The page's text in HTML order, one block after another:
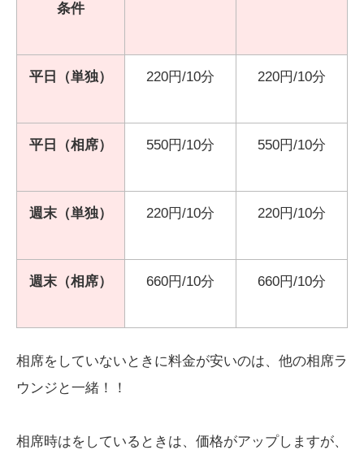
条件
平日（単独） 220円/10分 220円/10分
平日（相席） 550円/10分 550円/10分
週末（単独） 220円/10分 220円/10分
週末（相席） 660円/10分 660円/10分
相席をしていないときに料金が安いのは、他の相席ラ
ウンジと一緒！！
相席時はをしているときは、価格がアップしますが、